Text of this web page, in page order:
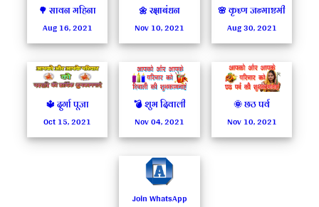
🌳 सावन महिना
Aug 16, 2021
🌼 रक्षाबंधन
Nov 10, 2021
🌸 कृष्ण जन्माष्टमी
Aug 30, 2021
🔱 दुर्गा पूजा
Oct 15, 2021
💣 शुभ दिवाली
Nov 04, 2021
🌞 छठ पर्व
Nov 10, 2021
Join WhatsApp